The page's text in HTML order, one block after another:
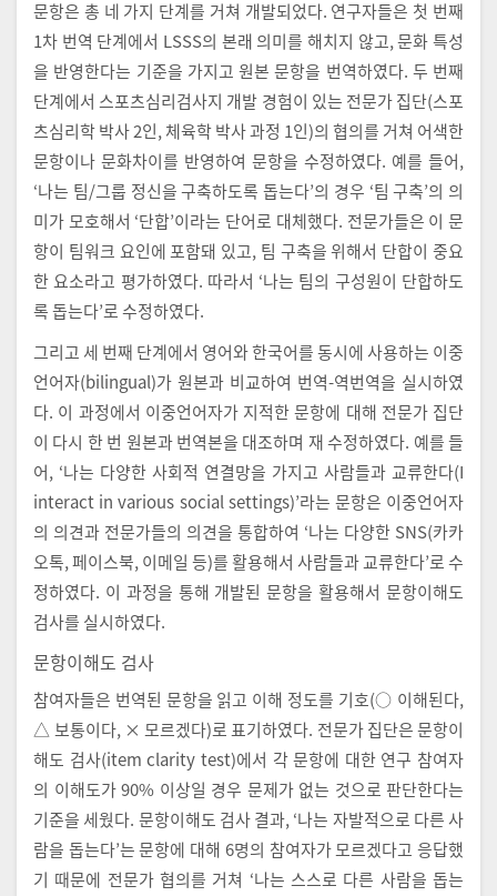
문항은 총 네 가지 단계를 거쳐 개발되었다. 연구자들은 첫 번째
1차 번역 단계에서 LSSS의 본래 의미를 해치지 않고, 문화 특성
을 반영한다는 기준을 가지고 원본 문항을 번역하였다. 두 번째
단계에서 스포츠심리검사지 개발 경험이 있는 전문가 집단(스포
츠심리학 박사 2인, 체육학 박사 과정 1인)의 협의를 거쳐 어색한
문항이나 문화차이를 반영하여 문항을 수정하였다. 예를 들어,
‘나는 팀/그룹 정신을 구축하도록 돕는다’의 경우 ‘팀 구축’의 의
미가 모호해서 ‘단합’이라는 단어로 대체했다. 전문가들은 이 문
항이 팀워크 요인에 포함돼 있고, 팀 구축을 위해서 단합이 중요
한 요소라고 평가하였다. 따라서 ‘나는 팀의 구성원이 단합하도
록 돕는다’로 수정하였다.
그리고 세 번째 단계에서 영어와 한국어를 동시에 사용하는 이중
언어자(bilingual)가 원본과 비교하여 번역-역번역을 실시하였
다. 이 과정에서 이중언어자가 지적한 문항에 대해 전문가 집단
이 다시 한 번 원본과 번역본을 대조하며 재 수정하였다. 예를 들
어, ‘나는 다양한 사회적 연결망을 가지고 사람들과 교류한다(I
interact in various social settings)’라는 문항은 이중언어자
의 의견과 전문가들의 의견을 통합하여 ‘나는 다양한 SNS(카카
오톡, 페이스북, 이메일 등)를 활용해서 사람들과 교류한다’로 수
정하였다. 이 과정을 통해 개발된 문항을 활용해서 문항이해도
검사를 실시하였다.
문항이해도 검사
참여자들은 번역된 문항을 읽고 이해 정도를 기호(○ 이해된다,
△ 보통이다, × 모르겠다)로 표기하였다. 전문가 집단은 문항이
해도 검사(item clarity test)에서 각 문항에 대한 연구 참여자
의 이해도가 90% 이상일 경우 문제가 없는 것으로 판단한다는
기준을 세웠다. 문항이해도 검사 결과, ‘나는 자발적으로 다른 사
람을 돕는다’는 문항에 대해 6명의 참여자가 모르겠다고 응답했
기 때문에 전문가 협의를 거쳐 ‘나는 스스로 다른 사람을 돕는